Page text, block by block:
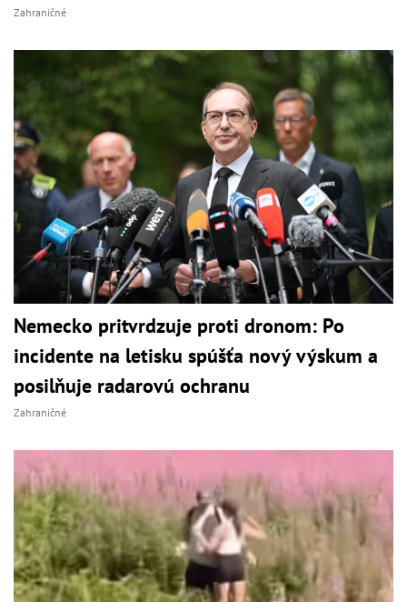
Zahraničné
Nemecko pritvrdzuje proti dronom: Po
incidente na letisku spúšťa nový výskum a
posilňuje radarovú ochranu
Zahraničné